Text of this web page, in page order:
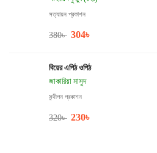
সত্যায়ন প্রকাশন
380৳ 304৳
বিয়ের এপিঠ ওপিঠ
জাকারিয়া মাসুদ
সন্দীপন প্রকাশন
320৳ 230৳